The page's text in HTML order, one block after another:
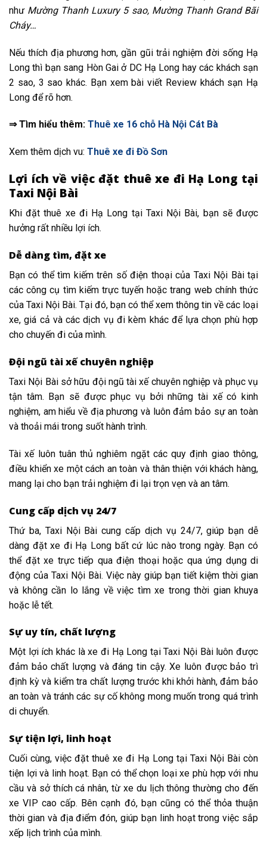
như Mường Thanh Luxury 5 sao, Mường Thanh Grand Bãi
Cháy…
Nếu thích địa phương hơn, gần gũi trải nghiệm đời sống Hạ
Long thì bạn sang Hòn Gai ở DC Hạ Long hay các khách sạn
2 sao, 3 sao khác. Bạn xem bài viết Review khách sạn Hạ
Long để rõ hơn.
⇒ Tìm hiểu thêm: Thuê xe 16 chỗ Hà Nội Cát Bà
Xem thêm dịch vu: Thuê xe đi Đồ Sơn
Lợi ích về việc đặt thuê xe đi Hạ Long tại
Taxi Nội Bài
Khi đặt thuê xe đi Hạ Long tại Taxi Nội Bài, bạn sẽ được
hưởng rất nhiều lợi ích.
Dễ dàng tìm, đặt xe
Bạn có thể tìm kiếm trên số điện thoại của Taxi Nội Bài tại
các công cụ tìm kiếm trực tuyến hoặc trang web chính thức
của Taxi Nội Bài. Tại đó, bạn có thể xem thông tin về các loại
xe, giá cả và các dịch vụ đi kèm khác để lựa chọn phù hợp
cho chuyến đi của mình.
Đội ngũ tài xế chuyên nghiệp
Taxi Nội Bài sở hữu đội ngũ tài xế chuyên nghiệp và phục vụ
tận tâm. Bạn sẽ được phục vụ bởi những tài xế có kinh
nghiệm, am hiểu về địa phương và luôn đảm bảo sự an toàn
và thoải mái trong suốt hành trình.
Tài xế luôn tuân thủ nghiêm ngặt các quy định giao thông,
điều khiển xe một cách an toàn và thân thiện với khách hàng,
mang lại cho bạn trải nghiệm đi lại trọn vẹn và an tâm.
Cung cấp dịch vụ 24/7
Thứ ba, Taxi Nội Bài cung cấp dịch vụ 24/7, giúp bạn dễ
dàng đặt xe đi Hạ Long bất cứ lúc nào trong ngày. Bạn có
thể đặt xe trực tiếp qua điện thoại hoặc qua ứng dụng di
động của Taxi Nội Bài. Việc này giúp bạn tiết kiệm thời gian
và không cần lo lắng về việc tìm xe trong thời gian khuya
hoặc lễ tết.
Sự uy tín, chất lượng
Một lợi ích khác là xe đi Hạ Long tại Taxi Nội Bài luôn được
đảm bảo chất lượng và đáng tin cậy. Xe luôn được bảo trì
định kỳ và kiểm tra chất lượng trước khi khởi hành, đảm bảo
an toàn và tránh các sự cố không mong muốn trong quá trình
di chuyển.
Sự tiện lợi, linh hoạt
Cuối cùng, việc đặt thuê xe đi Hạ Long tại Taxi Nội Bài còn
tiện lợi và linh hoạt. Bạn có thể chọn loại xe phù hợp với nhu
cầu và sở thích cá nhân, từ xe du lịch thông thường cho đến
xe VIP cao cấp. Bên cạnh đó, bạn cũng có thể thỏa thuận
thời gian và địa điểm đón, giúp bạn linh hoạt trong việc sắp
xếp lịch trình của mình.